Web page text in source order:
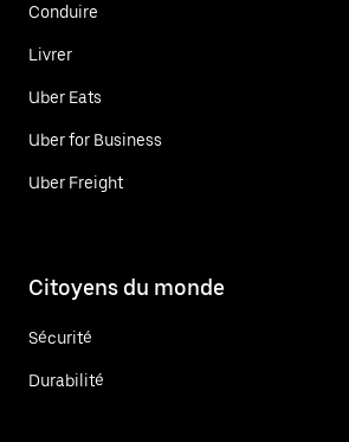
Conduire
Livrer
Uber Eats
Uber for Business
Uber Freight
Citoyens du monde
Sécurité
Durabilité